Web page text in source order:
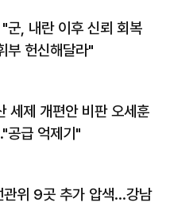
군, 내란 이후 신뢰 회복
부 헌신해달라"
세제 개편안 비판 오세훈
공급 억제기"
관위 9곳 추가 압색…강남